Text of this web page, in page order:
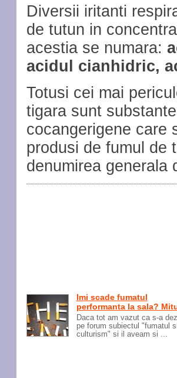
Diversii iritanti
de tutun in
acestia se numara:
acidul cianhidric,
Totusi cei mai
tigara sunt
cocangerigene care
produsi de fumul de
denumirea generala
Imi scade fumatul
performanta la sala?
Daca tot am vazut ca s-a
pe forum subiectul "fumatul
culturism" si il aveam si ...